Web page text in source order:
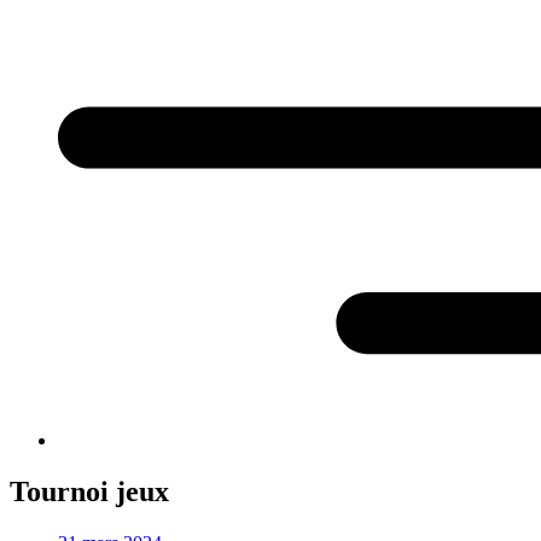
Tournoi jeux